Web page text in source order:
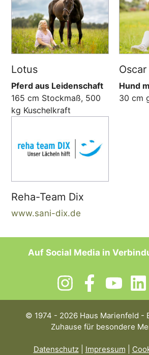
Lotus
Pferd aus Leidenschaft
165 cm Stockmaß, 500
kg Kuschelkraft
Oscar
Hund
30 cm
Reha-Team Dix
www.sani-dix.de
Auf Social Media in
© 1974 - 2026 Haus Marienfeld -
Zuhause für besondere
Datenschutz| Impressum